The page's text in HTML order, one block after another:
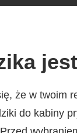
że w
do kabiny